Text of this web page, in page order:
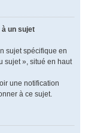
un sujet
sujet spécifique en
sujet », situé en haut
une notification
à ce sujet.